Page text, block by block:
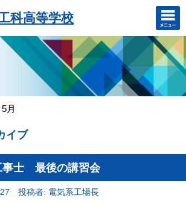
科高等学校
5月
イブ
事士 最後の講習会
投稿者: 電気系工場長